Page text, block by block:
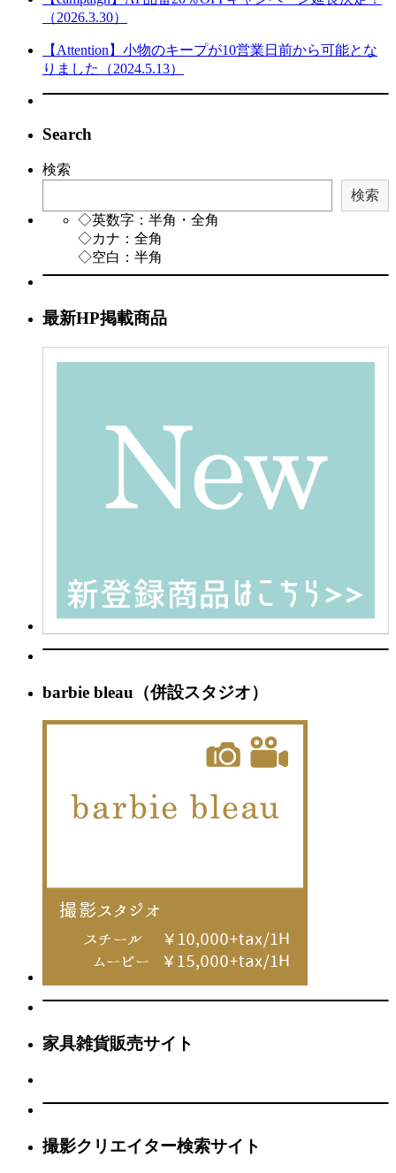
（2026.3.30）
【Attention】小物のキープが10営業日前から可能とな
りました（2024.5.13）
Search
検索
検索
◇英数字：半角・全角
◇カナ：全角
◇空白：半角
最新HP掲載商品
barbie bleau（併設スタジオ）
家具雑貨販売サイト
撮影クリエイター検索サイト